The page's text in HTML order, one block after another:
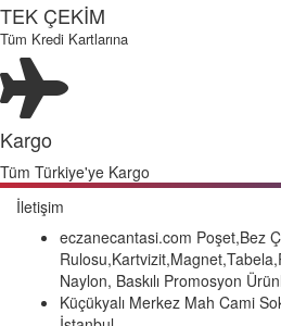
TEK ÇEKİM
Tüm Kredi Kartlarına
Kargo
Tüm Türkiye'ye Kargo
İletişim
eczanecantasi.com Poşet,Bez
Naylon, Baskılı Promosyon
Küçükyalı Merkez Mah Cami